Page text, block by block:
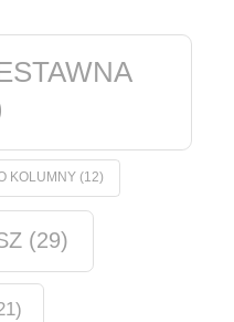
KOLUMNY(12)
(29)